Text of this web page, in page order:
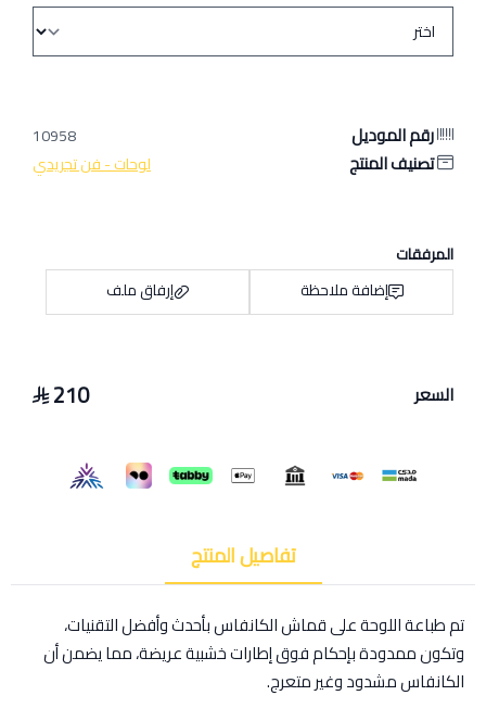
رقم الموديل 10958
تصنيف المنتج لوحات - فن تجريدي
المرفقات
إضافة ملاحظة
إرفاق ملف
السعر 210
تفاصيل المنتج
تم طباعة اللوحة على قماش الكانفاس بأحدث وأفضل التقنيات،
وتكون ممدودة بإحكام فوق إطارات خشبية عريضة، مما يضمن أن
الكانفاس مشدود وغير متعرج.